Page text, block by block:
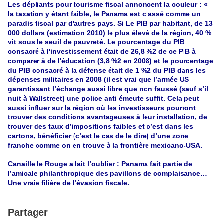
Les dépliants pour tourisme fiscal annoncent la couleur : «
la taxation y étant faible, le Panama est classé comme un
paradis fiscal par d'autres pays. Si Le PIB par habitant, de 13
000 dollars (estimation 2010) le plus élevé de la région, 40 %
vit sous le seuil de pauvreté. Le pourcentage du PIB
consacré à l'investissement était de 26,8 %2 de ce PIB à
comparer à de l'éducation (3,8 %2 en 2008) et le pourcentage
du PIB consacré à la défense était de 1 %2 du PIB dans les
dépenses militaires en 2008 (il est vrai que l’armée US
garantissant l’échange aussi libre que non faussé (sauf s’il
nuit à Wallstreet) une police anti émeute suffit. Cela peut
aussi influer sur la région où les investisseurs pourront
trouver des conditions avantageuses à leur installation, de
trouver des taux d’impositions faibles et c’est dans les
cartons, bénéficier (c’est le cas de le dire) d’une zone
franche comme on en trouve à la frontière mexicano-USA.
Canaille le Rouge allait l’oublier : Panama fait partie de
l’amicale philanthropique des pavillons de complaisance…
Une vraie filière de l’évasion fiscale.
Partager